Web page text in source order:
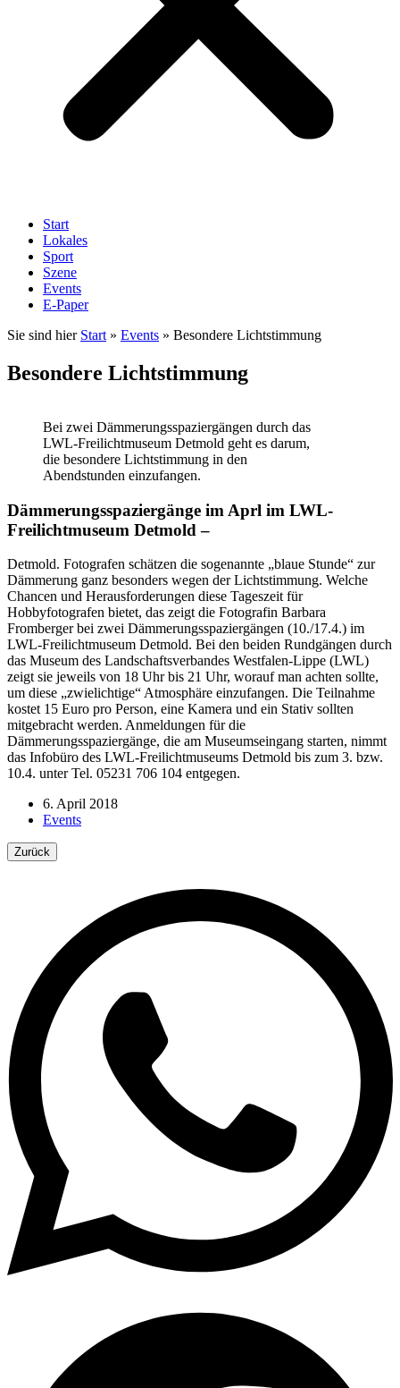
Start
Lokales
Sport
Szene
Events
E-Paper
Sie sind hier Start » Events » Besondere Lichtstimmung
Besondere Lichtstimmung
Bei zwei Dämmerungsspaziergängen durch das
LWL-Freilichtmuseum Detmold geht es darum,
die besondere Lichtstimmung in den
Abendstunden einzufangen.
Dämmerungsspaziergänge im Aprl im LWL-
Freilichtmuseum Detmold –
Detmold. Fotografen schätzen die sogenannte „blaue Stunde“ zur
Dämmerung ganz besonders wegen der Lichtstimmung. Welche
Chancen und Herausforderungen diese Tageszeit für
Hobbyfotografen bietet, das zeigt die Fotografin Barbara
Fromberger bei zwei Dämmerungsspaziergängen (10./17.4.) im
LWL-Freilichtmuseum Detmold. Bei den beiden Rundgängen durch
das Museum des Landschaftsverbandes Westfalen-Lippe (LWL)
zeigt sie jeweils von 18 Uhr bis 21 Uhr, worauf man achten sollte,
um diese „zwielichtige“ Atmosphäre einzufangen. Die Teilnahme
kostet 15 Euro pro Person, eine Kamera und ein Stativ sollten
mitgebracht werden. Anmeldungen für die
Dämmerungsspaziergänge, die am Museumseingang starten, nimmt
das Infobüro des LWL-Freilichtmuseums Detmold bis zum 3. bzw.
10.4. unter Tel. 05231 706 104 entgegen.
6. April 2018
Events